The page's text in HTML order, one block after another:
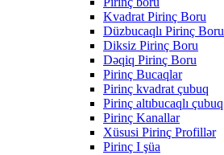
Kvadrat Pirinç Boru
Düzbucaqlı Pirinç Boru
Diksiz Pirinç Boru
Dəqiq Pirinç Boru
Pirinç Bucaqlar
Pirinç kvadrat çubuq
Pirinç altıbucaqlı çubuq
Pirinç Kanallar
Xüsusi Pirinç Profillər
Pirinç I şüa